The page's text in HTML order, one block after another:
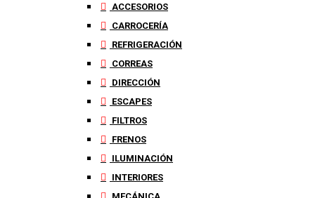
ACCESORIOS
CARROCERÍA
REFRIGERACIÓN
CORREAS
DIRECCIÓN
ESCAPES
FILTROS
FRENOS
ILUMINACIÓN
INTERIORES